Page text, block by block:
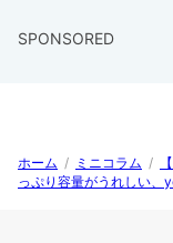
SPONSORED
ホーム / ミニコラム /
っぷり容量がうれしい、